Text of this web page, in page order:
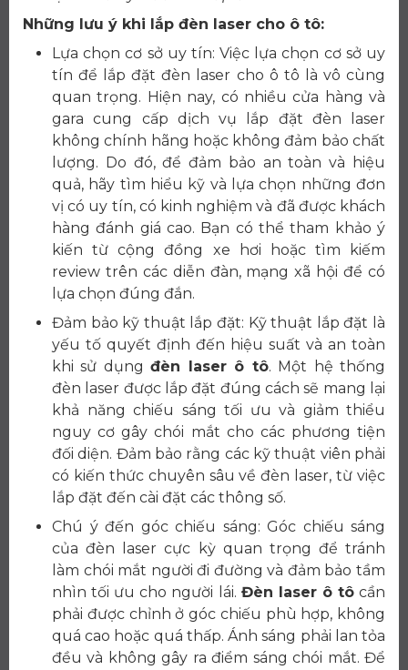
Những lưu ý khi lắp đèn laser cho ô tô:
Lựa chọn cơ sở uy tín: Việc lựa chọn cơ sở uy
tín để lắp đặt đèn laser cho ô tô là vô cùng
quan trọng. Hiện nay, có nhiều cửa hàng và
gara cung cấp dịch vụ lắp đặt đèn laser
không chính hãng hoặc không đảm bảo chất
lượng. Do đó, để đảm bảo an toàn và hiệu
quả, hãy tìm hiểu kỹ và lựa chọn những đơn
vị có uy tín, có kinh nghiệm và đã được khách
hàng đánh giá cao. Bạn có thể tham khảo ý
kiến từ cộng đồng xe hơi hoặc tìm kiếm
review trên các diễn đàn, mạng xã hội để có
lựa chọn đúng đắn.
Đảm bảo kỹ thuật lắp đặt: Kỹ thuật lắp đặt là
yếu tố quyết định đến hiệu suất và an toàn
khi sử dụngđèn laser ô tô. Một hệ thống
đèn laser được lắp đặt đúng cách sẽ mang lại
khả năng chiếu sáng tối ưu và giảm thiểu
nguy cơ gây chói mắt cho các phương tiện
đối diện. Đảm bảo rằng các kỹ thuật viên phải
có kiến thức chuyên sâu về đèn laser, từ việc
lắp đặt đến cài đặt các thông số.
Chú ý đến góc chiếu sáng: Góc chiếu sáng
của đèn laser cực kỳ quan trọng để tránh
làm chói mắt người đi đường và đảm bảo tầm
nhìn tối ưu cho người lái. Đèn laser ô tôcần
phải được chỉnh ở góc chiếu phù hợp, không
quá cao hoặc quá thấp. Ánh sáng phải lan tỏa
đều và không gây ra điểm sáng chói mắt. Để